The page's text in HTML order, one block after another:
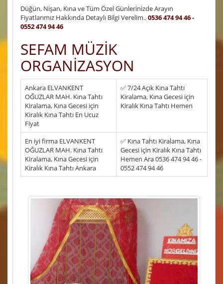
Düğün, Nişan, Kına ve Tüm Özel Günlerinizde Arayın
Fiyatlarımız Hakkında Detaylı Bilgi Verelim..0536 474 94 46 -
0552 474 94 46
SEFAM MÜZİK
ORGANİZASYON
Ankara ELVANKENT
OĞUZLAR MAH. Kına Tahtı
Kiralama, Kına Gecesi için
Kiralık Kına Tahtı En Ucuz
Fiyat
✅ 7/24 Açık Kına Tahtı
Kiralama, Kına Gecesi için
Kiralık Kına Tahtı Hemen
En iyi firma ELVANKENT
OĞUZLAR MAH. Kına Tahtı
Kiralama, Kına Gecesi için
Kiralık Kına Tahtı Ankara
✅ Kına Tahtı Kiralama, Kına
Gecesi için Kiralık Kına Tahtı
Hemen Ara 0536 474 94 46 -
0552 474 94 46